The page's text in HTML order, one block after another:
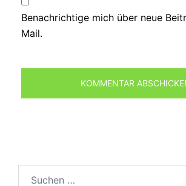
Benachrichtige mich über neue
Mail.